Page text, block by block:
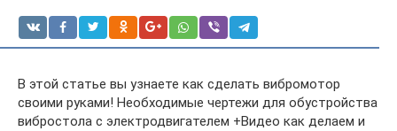
В этой статье вы узнаете как сделать вибромотор
своими руками! Необходимые чертежи для обустройства
вибростола с электродвигателем +Видео как делаем и